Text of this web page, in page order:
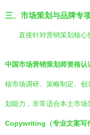
三、市场策划与品牌专
直接针对营销策划核心
中国市场营销策划师资格认
核市场调研、策略制定、
划能力，非常适合本土市场
Copywriting（专业文案写